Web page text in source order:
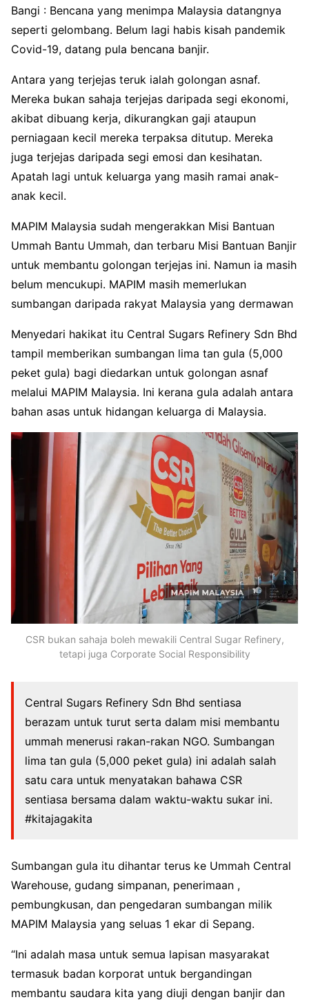
Bangi : Bencana yang menimpa Malaysia datangnya
seperti gelombang. Belum lagi habis kisah pandemik
Covid-19, datang pula bencana banjir.
Antara yang terjejas teruk ialah golongan asnaf.
Mereka bukan sahaja terjejas daripada segi ekonomi,
akibat dibuang kerja, dikurangkan gaji ataupun
perniagaan kecil mereka terpaksa ditutup. Mereka
juga terjejas daripada segi emosi dan kesihatan.
Apatah lagi untuk keluarga yang masih ramai anak-
anak kecil.
MAPIM Malaysia sudah mengerakkan Misi Bantuan
Ummah Bantu Ummah, dan terbaru Misi Bantuan Banjir
untuk membantu golongan terjejas ini. Namun ia masih
belum mencukupi. MAPIM masih memerlukan
sumbangan daripada rakyat Malaysia yang dermawan
Menyedari hakikat itu Central Sugars Refinery Sdn Bhd
tampil memberikan sumbangan lima tan gula (5,000
peket gula) bagi diedarkan untuk golongan asnaf
melalui MAPIM Malaysia. Ini kerana gula adalah antara
bahan asas untuk hidangan keluarga di Malaysia.
CSR bukan sahaja boleh mewakili Central Sugar Refinery,
tetapi juga Corporate Social Responsibility
Central Sugars Refinery Sdn Bhd sentiasa
berazam untuk turut serta dalam misi membantu
ummah menerusi rakan-rakan NGO. Sumbangan
lima tan gula (5,000 peket gula) ini adalah salah
satu cara untuk menyatakan bahawa CSR
sentiasa bersama dalam waktu-waktu sukar ini.
#kitajagakita
Sumbangan gula itu dihantar terus ke Ummah Central
Warehouse, gudang simpanan, penerimaan ,
pembungkusan, dan pengedaran sumbangan milik
MAPIM Malaysia yang seluas 1 ekar di Sepang.
“Ini adalah masa untuk semua lapisan masyarakat
termasuk badan korporat untuk bergandingan
membantu saudara kita yang diuji dengan banjir dan